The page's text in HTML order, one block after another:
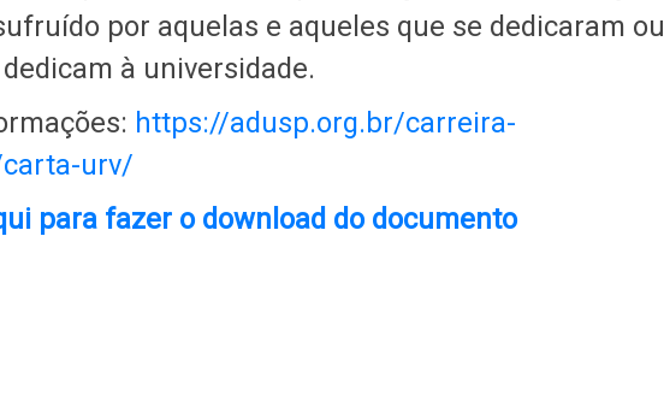
por aquelas e aqueles que se dedicaram ou
à universidade.
https://adusp.org.br/carreira-
urv/
para fazer o download do documento